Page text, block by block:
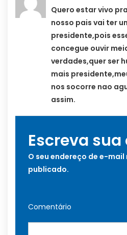
Quero estar vivo
nosso pais vai ter
presidente,pois
concegue ouvir
verdades,quer ser
mais
nos socorre nao
assim.
Escreva
O seu endereço de e-mail
publicado.
Comentário